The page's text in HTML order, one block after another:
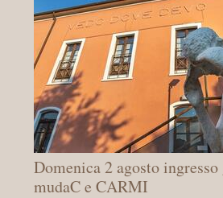
Domenica 2 agosto
mudaC e CARMI